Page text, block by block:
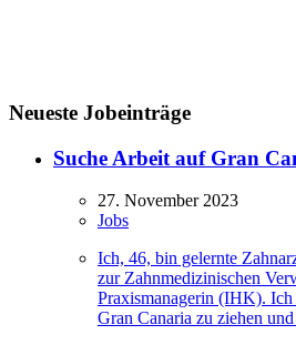
Neueste Jobeinträge
Suche Arbeit auf Gran
27. November 2023
Jobs
Ich, 46, bin gelernte
zur Zahnmedizinischen
Praxismanagerin (IHK). Ich
Gran Canaria zu ziehen